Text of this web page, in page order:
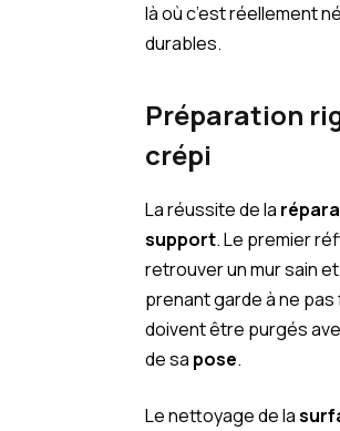
là où c’est réellement
durables.
Préparation
crépi
La réussite de la
support. Le premier
retrouver un mur sain
prenant garde à ne
doivent être purgés
de sa pose.
Le nettoyage de la